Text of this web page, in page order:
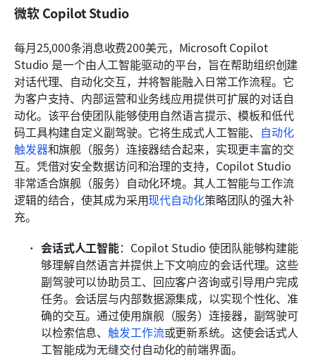
微软 Copilot Studio
每月25,000条消息收费200美元，Microsoft Copilot
Studio 是一个由人工智能驱动的平台，旨在帮助组织创建
对话代理、自动化交互，并将智能融入日常工作流程。它
为客户支持、内部运营和业务线应用提供可扩展的对话自
动化。该平台使团队能够使用自然语言提示、模板和低代
码工具构建自定义副驾驶。它将生成式人工智能、 自动化
触发器和旗舰（服务）连接器结合起来，实现更丰富的交
互。凭借对安全数据访问和治理的支持，Copilot Studio
非常适合旗舰（服务）自动化环境。其人工智能与工作流
逻辑的结合，使其成为采用现代自动化策略团队的强大补
充。
会话式人工智能：Copilot Studio 使团队能够构建能
够理解自然语言并提供上下文响应的会话代理。这些
副驾驶可以协助员工、回应客户咨询或引导用户完成
任务。会话层与内部数据源集成，以实现个性化、准
确的交互。通过使用旗舰（服务）连接器，副驾驶可
以检索信息、触发工作流或更新系统。这使会话式人
工智能成为无缝交付自动化的前端界面。